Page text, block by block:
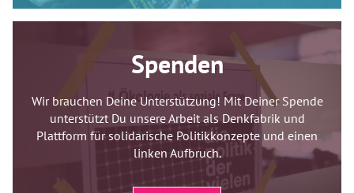
Spenden
Wir brauchen Deine Unterstützung! Mit Deiner Spende
unterstützt Du unsere Arbeit als Denkfabrik und
Plattform für solidarische Politikkonzepte und einen
linken Aufbruch.